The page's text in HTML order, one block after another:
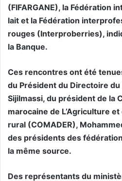
(FIFARGANE), la Fédération
lait et la Fédération
rouges (Interproberries),
la Banque.
Ces rencontres ont été
du Président du Directoire du
Sijilmassi, du président de la
marocaine de L’Agriculture
rural (COMADER),
des présidents des
la même source.
Des représentants du